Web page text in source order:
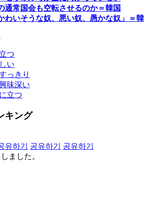
通常国会も空転させるのか＝韓国
わいそうな奴、悪い奴、愚かな奴」＝
つ
い
っきり
味深い
立つ
キング
유하기 공유하기
공유하기
ました。